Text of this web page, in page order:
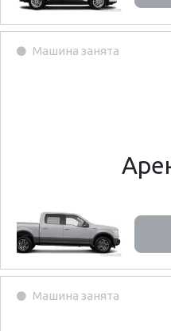
Машина занята
Машина занята